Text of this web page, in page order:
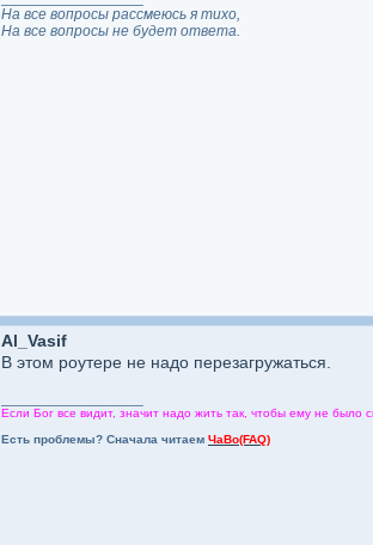
На все вопросы рассмеюсь я тихо,
На все вопросы не будет ответа.
Al_Vasif
В этом роутере не надо перезагружаться.
Если Бог все видит, значит надо жить так, чтобы ему не было
Есть проблемы? Сначала читаем ЧаВо(FAQ)